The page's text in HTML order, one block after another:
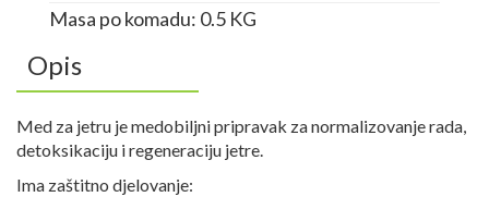
Masa po komadu: 0.5 KG
Opis
Med za jetru je medobiljni pripravak za normalizovanje rada,
detoksikaciju i regeneraciju jetre.
Ima zaštitno djelovanje: